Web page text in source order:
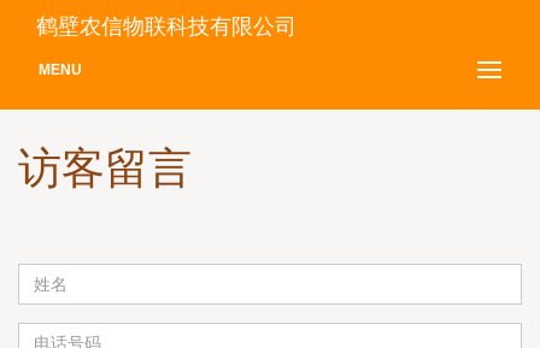
鹤壁农信物联科技有限公司
MENU
访客留言